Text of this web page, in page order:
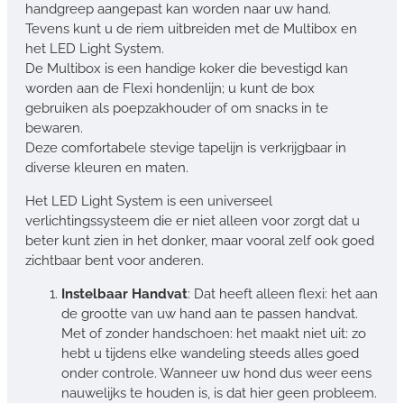
handgreep aangepast kan worden naar uw hand.
Tevens kunt u de riem uitbreiden met de Multibox en
het LED Light System.
De Multibox is een handige koker die bevestigd kan
worden aan de Flexi hondenlijn; u kunt de box
gebruiken als poepzakhouder of om snacks in te
bewaren.
Deze comfortabele stevige tapelijn is verkrijgbaar in
diverse kleuren en maten.
Het LED Light System is een universeel
verlichtingssysteem die er niet alleen voor zorgt dat u
beter kunt zien in het donker, maar vooral zelf ook goed
zichtbaar bent voor anderen.
Instelbaar Handvat: Dat heeft alleen flexi: het aan
de grootte van uw hand aan te passen handvat.
Met of zonder handschoen: het maakt niet uit: zo
hebt u tijdens elke wandeling steeds alles goed
onder controle. Wanneer uw hond dus weer eens
nauwelijks te houden is, is dat hier geen probleem.